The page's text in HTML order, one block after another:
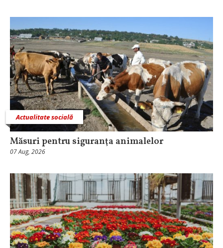
Actualitate socială
Măsuri pentru siguranţa animalelor
07 Aug, 2026